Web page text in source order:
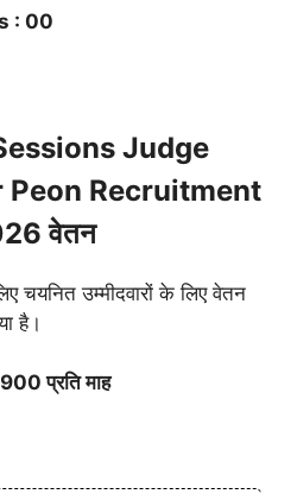
: 00
Judge
Peon Recruitment
वेतन
चयनित उम्मीदवारों के लिए वेतन
है।
प्रति माह